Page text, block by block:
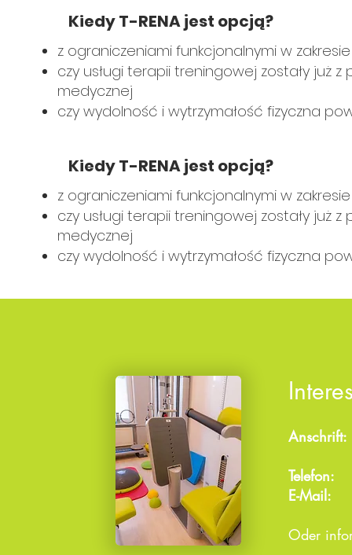
Kiedy T-RENA jest opcją?
z ograniczeniami funkcjonalnymi w
czy usługi terapii treningowej zostały już
medycznej
czy wydolność i wytrzymałość fizyczna
Kiedy T-RENA jest opcją?
z ograniczeniami funkcjonalnymi w
czy usługi terapii treningowej zostały już
medycznej
czy wydolność i wytrzymałość fizyczna
Anschrift:
Telefon:
E-
Oder